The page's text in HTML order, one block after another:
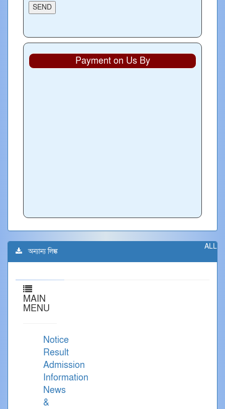
Payment on Us By
ALL
অন্যান্য লিঙ্ক
MAIN
MENU
Notice
Result
Admission
Information
News
&